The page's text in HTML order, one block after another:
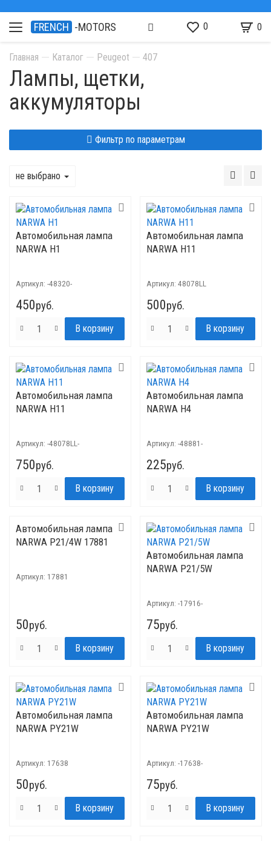
FRENCH -MOTORS 0 0
Главная Каталог Peugeot 407
Лампы, щетки,
аккумуляторы
Фильтр по параметрам
не выбрано
Автомобильная лампа
NARWA H1
Артикул: -48320-
450руб.
Автомобильная лампа
NARWA H11
Артикул: 48078LL
500руб.
Автомобильная лампа
NARWA H11
Артикул: -48078LL-
750руб.
Автомобильная лампа
NARWA H4
Артикул: -48881-
225руб.
Автомобильная лампа
NARWA P21/4W 17881
Артикул: 17881
50руб.
Автомобильная лампа
NARWA P21/5W
Артикул: -17916-
75руб.
Автомобильная лампа
NARWA PY21W
Артикул: 17638
50руб.
Автомобильная лампа
NARWA PY21W
Артикул: -17638-
75руб.